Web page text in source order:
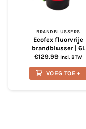
BRANDBLUSSERS
Ecofex fluorvrije
brandblusser | 6L
€129.99 Incl. BTW
VOEG TOE +